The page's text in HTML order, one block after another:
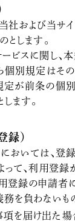
社および当サ
とします。
ビスに関し、
個別規定はそ
定が前条の個
します。
録）
おいては、登
って、利用登録
登録の申請者
を負わないもの
項を届け出た場